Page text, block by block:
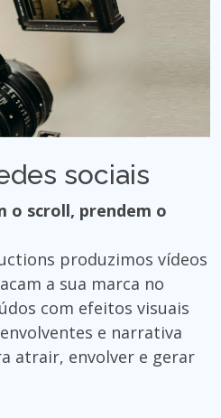
sociais
o scroll, prendem o
produzimos vídeos
a sua marca no
com efeitos visuais
e narrativa
atrair, envolver e gerar